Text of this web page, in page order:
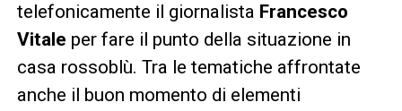
telefonicamente il giornalista Francesco
Vitale per fare il punto della situazione in
casa rossoblù. Tra le tematiche affrontate
anche il buon momento di elementi